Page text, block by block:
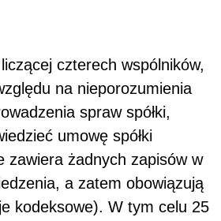
czterech wspólników,
na nieporozumienia
spraw spółki,
umowę spółki
zawiera żadnych zapisów w
a zatem obowiązują
kodeksowe). W tym celu 25